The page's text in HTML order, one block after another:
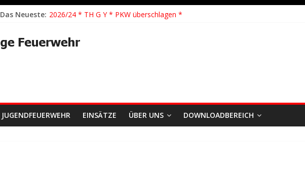
Das Neueste: 2026/21 Löschhilfe * FEU WALD * Feuer/Rauchentwicklung * Föhrden-Barl *
2026/22 TH Y * VU * 1 Person klemmt * Hingstheide
JUGENDFEUERWEHR EINSÄTZE ÜBER UNS DOWNLOADBEREICH